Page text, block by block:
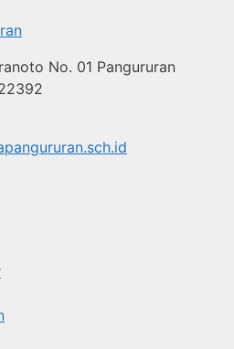
No. 01 Pangururan